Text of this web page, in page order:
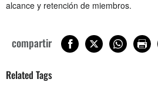
alcance y retención de miembros.
compartir
Related Tags